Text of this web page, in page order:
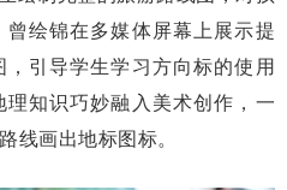
绘锦在多媒体屏幕上展示提
引导学生学习方向标的使用
知识巧妙融入美术创作，一
线画出地标图标。